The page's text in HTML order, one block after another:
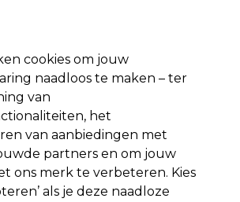
Aanmelden
Haar Elektra Beauty
dag geleverd*
maandag t/m vrijdag
cookies om jouw
naadloos te maken – ter
van
het
van aanbiedingen met
partners en om jouw
ons merk te verbeteren. Kies
als je deze naadloze